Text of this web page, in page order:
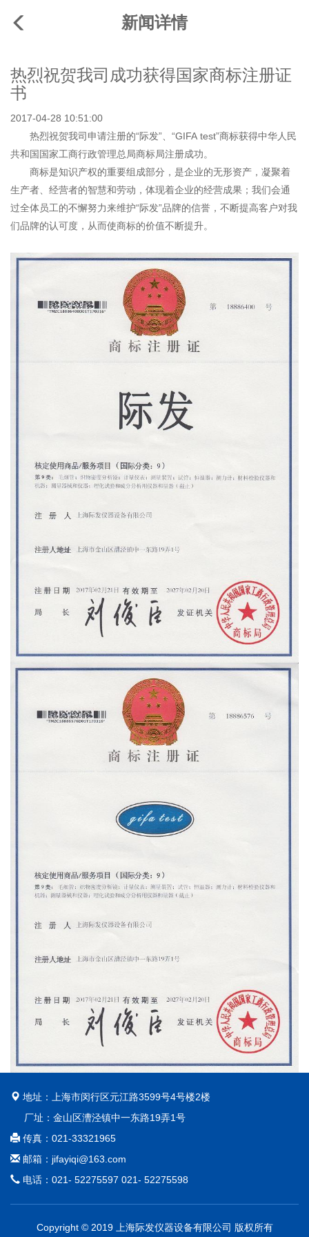
新闻详情
热烈祝贺我司成功获得国家商标注册证
书
2017-04-28 10:51:00
热烈祝贺我司申请注册的“际发”、“GIFA test”商标获得中华人民
共和国国家工商行政管理总局商标局注册成功。
商标是知识产权的重要组成部分，是企业的无形资产，凝聚着
生产者、经营者的智慧和劳动，体现着企业的经营成果；我们会通
过全体员工的不懈努力来维护“际发”品牌的信誉，不断提高客户对我
们品牌的认可度，从而使商标的价值不断提升。
地址：上海市闵行区元江路3599号4号楼2楼
厂址：金山区漕泾镇中一东路19弄1号
传真：021-33321965
邮箱：jifayiqi@163.com
电话：021- 52275597 021- 52275598
Copyright © 2019 上海际发仪器设备有限公司 版权所有